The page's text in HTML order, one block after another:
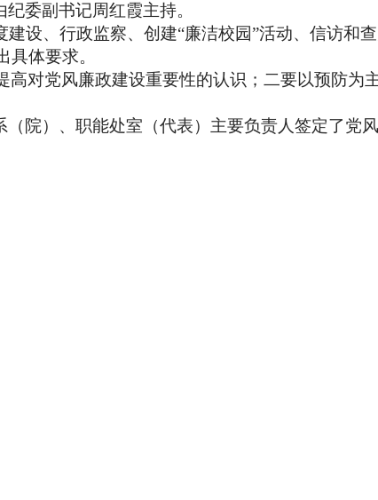
委副书记周红霞主持。
、行政监察、创建“廉洁校园”活动、信访和
具体要求。
对党风廉政建设重要性的认识；二要以预防为
院）、职能处室（代表）主要负责人签定了党风